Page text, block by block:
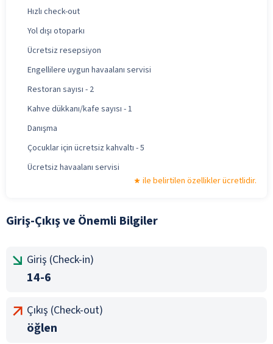
Hızlı check-out
Yol dışı otoparkı
Ücretsiz resepsiyon
Engellilere uygun havaalanı servisi
Restoran sayısı - 2
Kahve dükkanı/kafe sayısı - 1
Danışma
Çocuklar için ücretsiz kahvaltı - 5
Ücretsiz havaalanı servisi
ile belirtilen özellikler ücretlidir.
Giriş-Çıkış ve Önemli Bilgiler
Giriş (Check-in)
14-6
Çıkış (Check-out)
öğlen